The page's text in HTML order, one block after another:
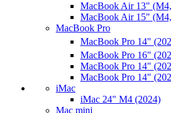
MacBook Air 13"
MacBook Air 15"
MacBook Pro
MacBook Pro 14"
MacBook Pro 16"
MacBook Pro 14"
MacBook Pro 14"
iMac
iMac 24" M4 (2024)
Mac mini